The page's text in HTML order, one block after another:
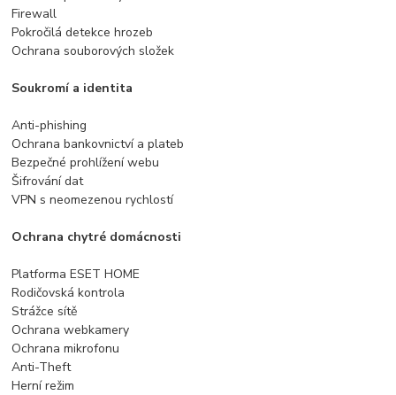
Firewall
Pokročilá detekce hrozeb
Ochrana souborových složek
Soukromí a identita
Anti-phishing
Ochrana bankovnictví a plateb
Bezpečné prohlížení webu
Šifrování dat
VPN s neomezenou rychlostí
Ochrana chytré domácnosti
Platforma ESET HOME
Rodičovská kontrola
Strážce sítě
Ochrana webkamery
Ochrana mikrofonu
Anti-Theft
Herní režim